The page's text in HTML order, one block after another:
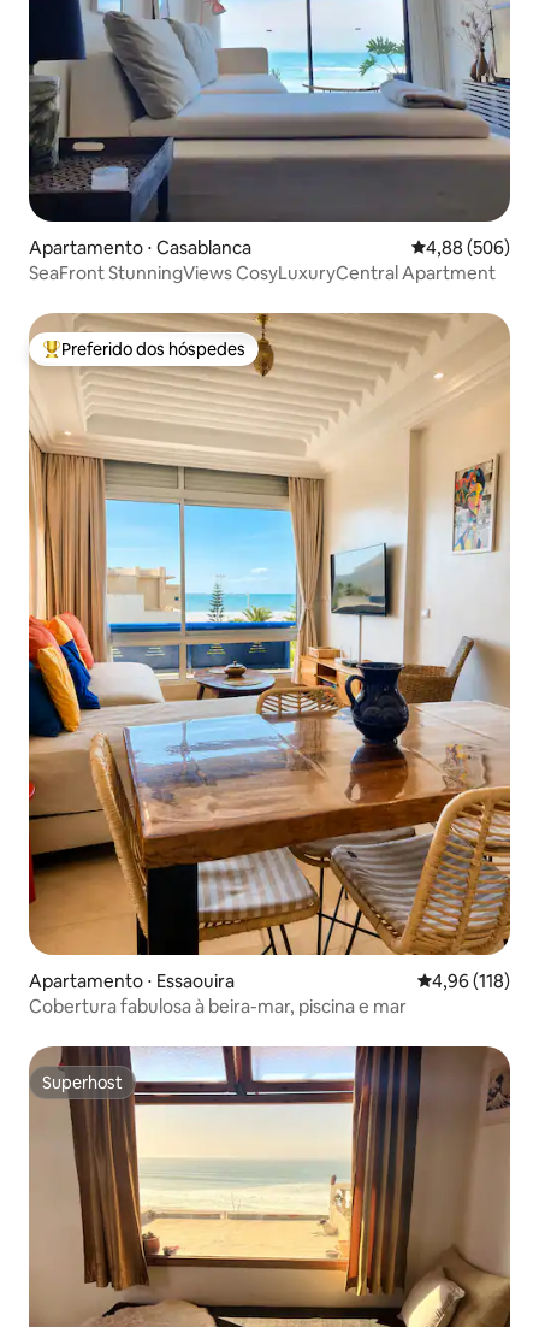
Apartamento ⋅ Casablanca 4,88 de uma
4,88 (506)
SeaFront StunningViews CosyLuxuryCentral Apartment
Entre os melhores preferidos dos hóspedes
Preferido dos hóspedes
Apartamento ⋅ Essaouira 4,96 de uma
4,96 (118)
Cobertura fabulosa à beira-mar, piscina e mar
Superhost
Superhost